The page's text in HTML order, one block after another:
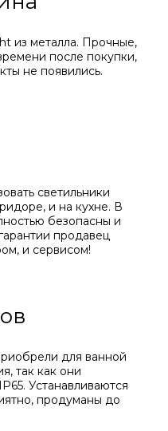
из металла. Прочные,
после покупки,
не появились.
светильники
и на кухне. В
безопасны и
продавец
и сервисом!
для ванной
так как они
Устанавливаются
продуманы до